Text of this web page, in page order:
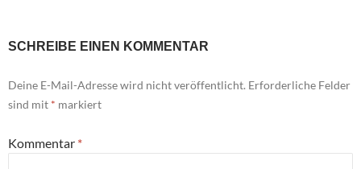
SCHREIBE EINEN KOMMENTAR
Deine E-Mail-Adresse wird nicht veröffentlicht. Erforderliche Felder
sind mit * markiert
Kommentar *